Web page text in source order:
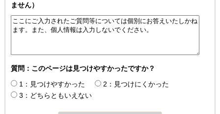
ません）
質問：このページは見つけやすかったですか？
1：見つけやすかった
2：見つけにくかった
3：どちらともいえない